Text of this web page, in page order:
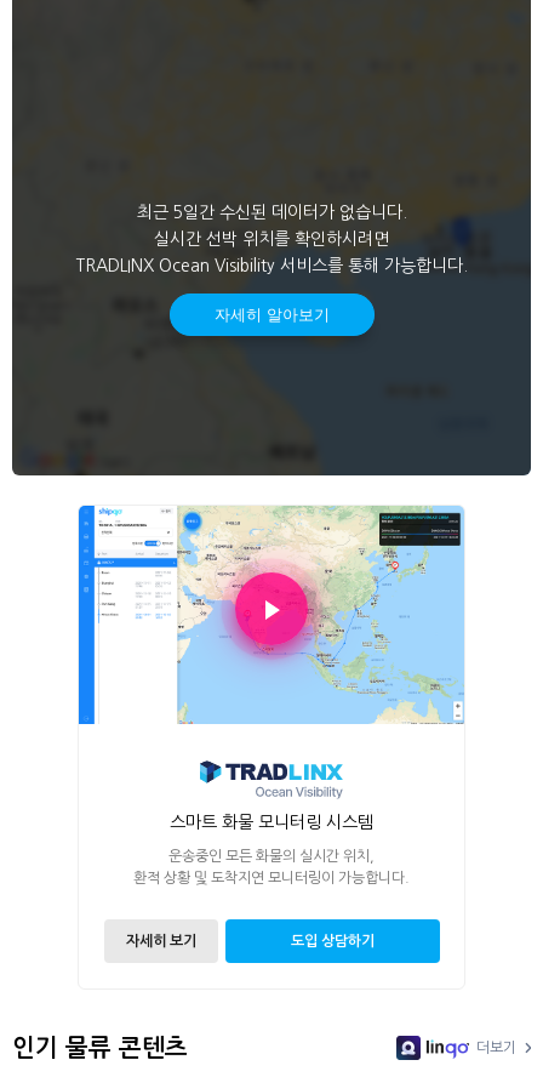
최근 5일간 수신된 데이터가 없습니다.
실시간 선박 위치를 확인하시려면
TRADLINX Ocean Visibility 서비스를 통해 가능합니다.
자세히 알아보기
스마트 화물 모니터링 시스템
운송중인 모든 화물의 실시간 위치,
환적 상황 및 도착지연 모니터링이 가능합니다.
자세히 보기 도입 상담하기
인기 물류 콘텐츠
LinGo
더보기